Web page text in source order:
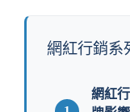
網紅行銷系
網紅